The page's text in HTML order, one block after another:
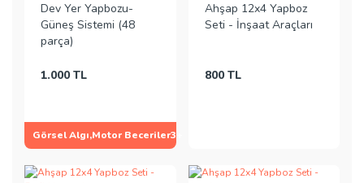
Dev Yer Yapbozu-
Güneş Sistemi (48
parça)
1.000 TL
Görsel Algı,Motor Beceriler3+
Ahşap 12x4 Yapboz
Seti - İnşaat Araçları
800 TL